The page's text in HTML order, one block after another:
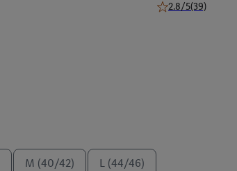
2.8/5(39)
M (40/42) L (44/46)